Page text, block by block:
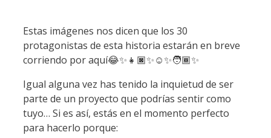
Estas imágenes nos dicen que los 30
protagonistas de esta historia estarán en breve
corriendo por aquí😂✨👧🏿✨☺️✨🧑🏾✨
Igual alguna vez has tenido la inquietud de ser
parte de un proyecto que podrías sentir como
tuyo… Si es así, estás en el momento perfecto
para hacerlo porque: